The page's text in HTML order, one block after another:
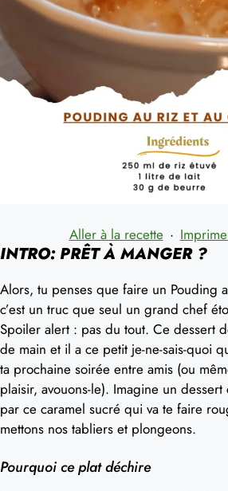
Aller à la recette ·
INTRO: PRÊT À MANGER ?
Alors, tu penses que faire un Pouding
c’est un truc que seul un grand chef
Spoiler alert : pas du tout. Ce dessert
de main et il a ce petit je-ne-sais-quoi
ta prochaine soirée entre amis (ou
plaisir, avouons-le). Imagine un
par ce caramel sucré qui va te faire
mettons nos tabliers et plongeons.
Pourquoi ce plat déchire